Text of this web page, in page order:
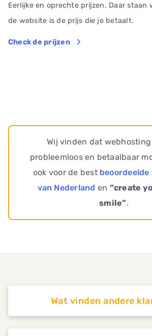
Eerlijke en oprechte prijzen. Daar staan
de website is de prijs die je betaalt.
Check de prijzen
Wij vinden dat
probleemloos en betaalbaar
ook voor de best
van Nederland en “create
smile”.
Wat vinden andere